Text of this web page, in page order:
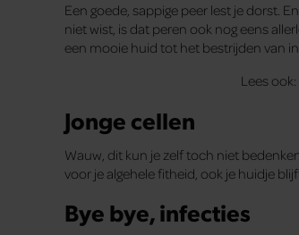
Een goede, sappige peer lest je dorst.
niet wist, is dat peren ook nog eens
een mooie huid tot het bestrijden van
Lees ook:
Jonge cellen
Wauw, dit kun je zelf toch niet
voor je algehele fitheid, ook je huidje
Bye bye, infecties